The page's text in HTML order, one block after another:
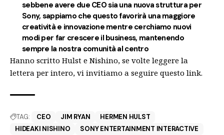
sebbene avere due CEO sia una nuova struttura per
Sony, sappiamo che questo favorirà una maggiore
creatività e innovazione mentre cerchiamo nuovi
modi per far crescere il business, mantenendo
sempre la nostra comunità al centro
Hanno scritto Hulst e Nishino, se volte leggere la
lettera per intero, vi invitiamo a seguire questo link.
TAG: CEO JIM RYAN
HERMEN HULST
HIDEAKI NISHINO
SONY ENTERTAINMENT INTERACTIVE